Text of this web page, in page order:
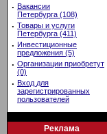
· Вакансии
Петербурга (108)
· Товары и услуги
Петербурга (411)
· Инвестиционные
предложения (5)
· Организации приобретут
(0)
· Вход для
зарегистрированных
пользователей
Реклама